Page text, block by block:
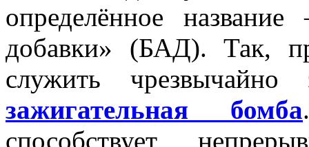
определённое
добавки» (БАД). Так,
служить чрезвычайно
зажигательная бомба
способствует